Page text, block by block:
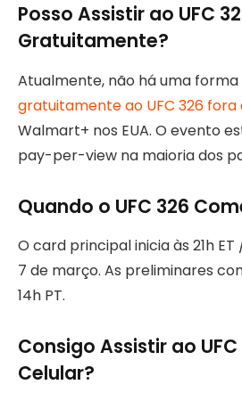
Posso Assistir ao UFC
Gratuitamente?
Atualmente, não há uma
gratuitamente ao UFC 326 fora
Walmart+ nos EUA. O evento
pay-per-view na maioria dos
Quando o UFC 326
O card principal inicia às 21h ET
7 de março. As preliminares
14h PT.
Consigo Assistir ao
Celular?